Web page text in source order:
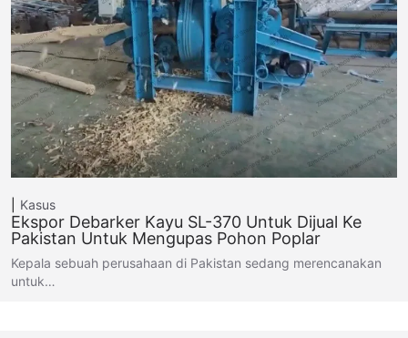
Kasus
Ekspor Debarker Kayu SL-370 Untuk Dijual Ke
Pakistan Untuk Mengupas Pohon Poplar
Kepala sebuah perusahaan di Pakistan sedang merencanakan
untuk…